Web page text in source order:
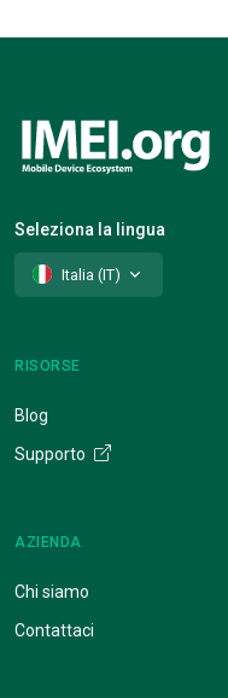
Seleziona la lingua
Italia (IT)
RISORSE
Blog
Supporto
AZIENDA
Chi siamo
Contattaci